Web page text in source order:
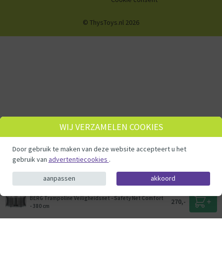
BERG Trampoline Veiligheidsnet - Safety Net Comfort
- 380 cm
270,-
© ThysToys.nl 2026
WIJ VERZAMELEN COOKIES
Door gebruik te maken van deze website accepteert u het
gebruik van advertentiecookies .
aanpassen akkoord